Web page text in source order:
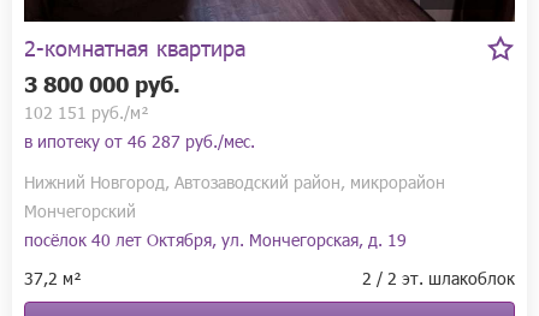
юридическое сопровождение сделки. Оказываем весь комплекс
оценка, выездная регистрация, военная ипотека, маткапитал,
подбор новостроек).
Номер объекта: #41/1609364/11523
2-комнатная квартира
3 800 000 руб.
102 151 руб./м²
в ипотеку от 46 287 руб./мес.
Нижний Новгород, Автозаводский район, микрорайон
Мончегорский
посёлок 40 лет Октября, ул. Мончегорская, д. 19
37,2 м²
2 / 2 эт. шлакоблок